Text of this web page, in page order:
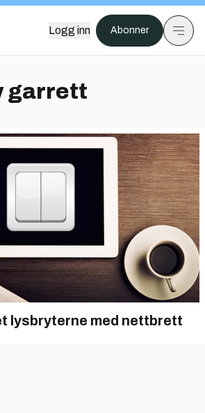
Logg inn Abonner
garrett
lysbryterne med nettbrett